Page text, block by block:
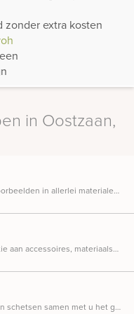
zonder extra kosten
in Oostzaan,
Bekijk meer dan 600 voorbeelden in allerlei materialen, ontwerpen en designs opgesteld in onze inspiratietuin.
Ontdek de ruime selectie aan accessoires, materiaalsoorten en beletteringsmogelijkheden.
Wij adviseren u graag en schetsen samen met u het gedenkteken dat u in gedachten heeft.